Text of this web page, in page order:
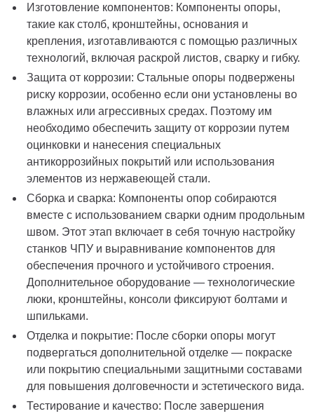
Изготовление компонентов: Компоненты опоры,
такие как столб, кронштейны, основания и
крепления, изготавливаются с помощью различных
технологий, включая раскрой листов, сварку и гибку.
Защита от коррозии: Стальные опоры подвержены
риску коррозии, особенно если они установлены во
влажных или агрессивных средах. Поэтому им
необходимо обеспечить защиту от коррозии путем
оцинковки и нанесения специальных
антикоррозийных покрытий или использования
элементов из нержавеющей стали.
Сборка и сварка: Компоненты опор собираются
вместе с использованием сварки одним продольным
швом. Этот этап включает в себя точную настройку
станков ЧПУ и выравнивание компонентов для
обеспечения прочного и устойчивого строения.
Дополнительное оборудование — технологические
люки, кронштейны, консоли фиксируют болтами и
шпильками.
Отделка и покрытие: После сборки опоры могут
подвергаться дополнительной отделке — покраске
или покрытию специальными защитными составами
для повышения долговечности и эстетического вида.
Тестирование и качество: После завершения